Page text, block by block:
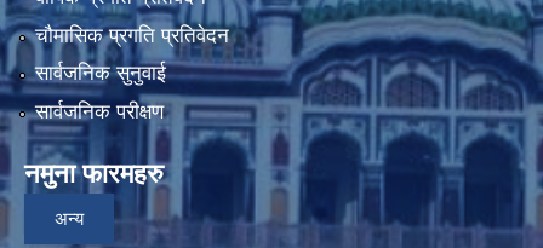
चौमासिक प्रगति प्रतिवेदन
सार्वजनिक सुनुवाई
सार्वजनिक परीक्षण
नमुना फारमहरु
अन्य